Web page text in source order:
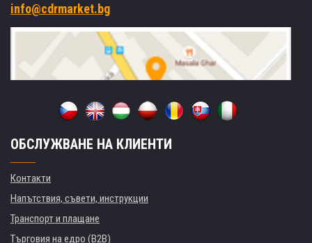
info@cdrmarket.bg
ОБСЛУЖВАНЕ НА КЛИЕНТИ
Контакти
Напътствия, съвети, инструкции
Транспорт и плащане
Търговия на едро (B2B)